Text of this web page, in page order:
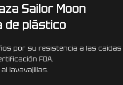
Sailor Moon
de plástico
por su resistencia a las caídas
FDA.
lavavajillas.